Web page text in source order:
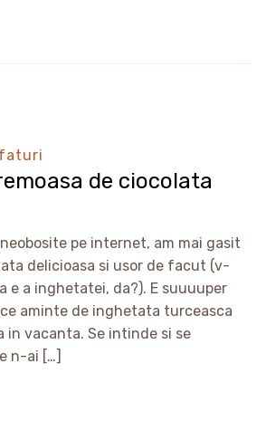
de ciocolata
pe internet, am mai gasit
delicioasa si usor de facut (v-
e a inghetatei, da?). E suuuuper
aminte de inghetata turceasca
in vacanta. Se intinde si se
n-ai […]